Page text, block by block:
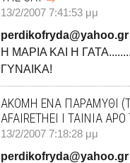
13/2/2007 7:41:53 μμ
perdikofryda@yahoo.gr
Η ΜΑΡΙΑ ΚΑΙ Η
ΓΥΝΑΙΚΑ!
ΑΚΟΜH ΕΝΑ ΠΑΡΑΜΥΘΙ
AFAIRETHEI I TAINIA APO
13/2/2007 7:18:28 μμ
perdikofryda@yahoo.gr